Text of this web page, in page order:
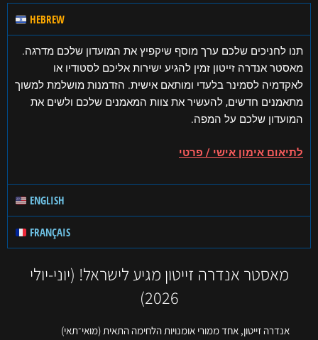
HEBREW
תנו לחניכים שלכם ערך מוסף שיקפיץ את המועדון שלכם מדרגה.
מאסטר אנדרה זייטון זמין להגיע ישירות אליכם לסטודיו או
לאקדמיה לסמינר בלעדי ומותאם אישית. הזדמנות מושלמת למשוך
מתאמנים חדשים, להעשיר את צוות המאמנים שלכם ולשים את
המועדון שלכם על המפה.
לתיאום אימון אישי / פרטי
ENGLISH
FRANÇAIS
מאסטר אנדרה זייטון מגיע לישראל! (יוני-יולי
2026)
אנדרה זייטון, אחד ממורי אומנויות הלחימה התאית (מוּאי־תאי)